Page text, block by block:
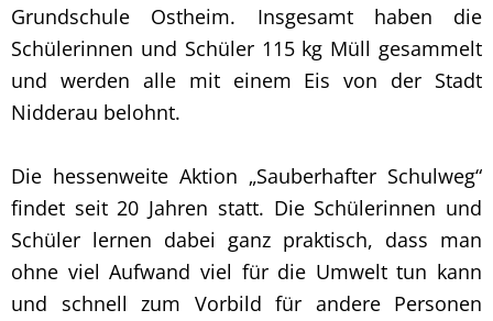
Grundschule Ostheim. Insgesamt haben die
Schülerinnen und Schüler 115 kg Müll gesammelt
und werden alle mit einem Eis von der Stadt
Nidderau belohnt.
Die hessenweite Aktion „Sauberhafter Schulweg“
findet seit 20 Jahren statt. Die Schülerinnen und
Schüler lernen dabei ganz praktisch, dass man
ohne viel Aufwand viel für die Umwelt tun kann
und schnell zum Vorbild für andere Personen